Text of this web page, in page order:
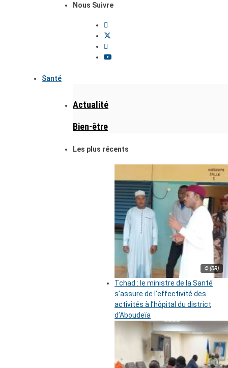
Nous Suivre
Santé
Actualité
Bien-être
Les plus récents
© (DR)
Tchad : le ministre de la Santé
s’assure de l’effectivité des
activités à l’hôpital du district
d’Aboudeïa